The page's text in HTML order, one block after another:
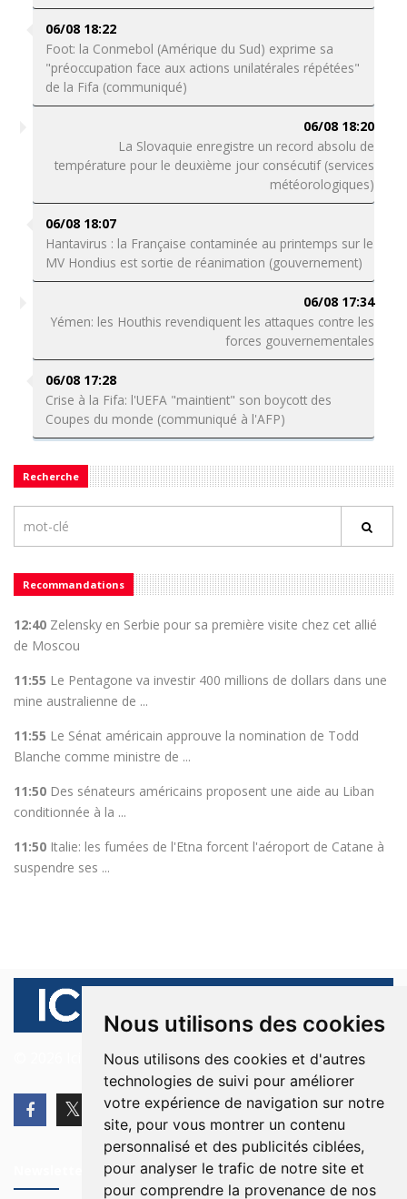
Nous utilisons des cookies
Nous utilisons des cookies et d'autres
technologies de suivi pour améliorer
votre expérience de navigation sur notre
site, pour vous montrer un contenu
personnalisé et des publicités ciblées,
pour analyser le trafic de notre site et
pour comprendre la provenance de nos
06/08 18:22
Foot: la Conmebol (Amérique du Sud) exprime sa
"préoccupation face aux actions unilatérales répétées"
de la Fifa (communiqué)
06/08 18:20
La Slovaquie enregistre un record absolu de
température pour le deuxième jour consécutif (services
météorologiques)
06/08 18:07
Hantavirus : la Française contaminée au printemps sur le
MV Hondius est sortie de réanimation (gouvernement)
06/08 17:34
Yémen: les Houthis revendiquent les attaques contre les
forces gouvernementales
06/08 17:28
Crise à la Fifa: l'UEFA "maintient" son boycott des
Coupes du monde (communiqué à l'AFP)
Recherche
Recommandations
12:40 Zelensky en Serbie pour sa première visite chez cet allié
de Moscou
11:55 Le Pentagone va investir 400 millions de dollars dans une
mine australienne de ...
11:55 Le Sénat américain approuve la nomination de Todd
Blanche comme ministre de ...
11:50 Des sénateurs américains proposent une aide au Liban
conditionnée à la ...
11:50 Italie: les fumées de l'Etna forcent l'aéroport de Catane à
suspendre ses ...
© 2026 Ici Beyrouth. Tous les droits sont réservés.